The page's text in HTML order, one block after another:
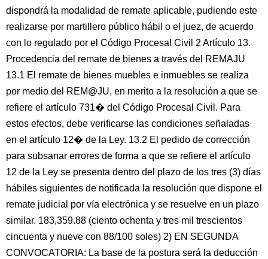
dispondrá la modalidad de remate aplicable, pudiendo este
realizarse por martillero público hábil o el juez, de acuerdo
con lo regulado por el Código Procesal Civil 2 Artículo 13.
Procedencia del remate de bienes a través del REMAJU
13.1 El remate de bienes muebles e inmuebles se realiza
por medio del REM@JU, en merito a la resolución a que se
refiere el artículo 731� del Código Procesal Civil. Para
estos efectos, debe verificarse las condiciones señaladas
en el artículo 12� de la Ley. 13.2 El pedido de corrección
para subsanar errores de forma a que se refiere el artículo
12 de la Ley se presenta dentro del plazo de los tres (3) días
hábiles siguientes de notificada la resolución que dispone el
remate judicial por vía electrónica y se resuelve en un plazo
similar. 183,359.88 (ciento ochenta y tres mil trescientos
cincuenta y nueve con 88/100 soles) 2) EN SEGUNDA
CONVOCATORIA: La base de la postura será la deducción